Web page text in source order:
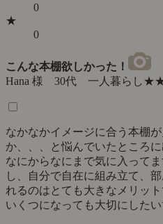
0
★
0
こんな本棚欲しかった！
Hana 様 30代 一人暮らし
なかなかイメージに合う本棚
か、、、と悩んでいたところに
なにからなにまで気に入って
し、自分で自在に組み立て、
れるのはとても大きなメリット
いくつになっても大切にしたい